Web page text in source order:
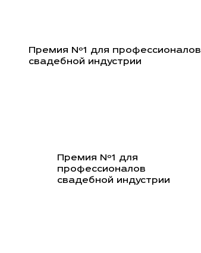
Премия Nº1 для профессионалов
свадебной индустрии
Премия Nº1 для
профессионалов
свадебной индустрии